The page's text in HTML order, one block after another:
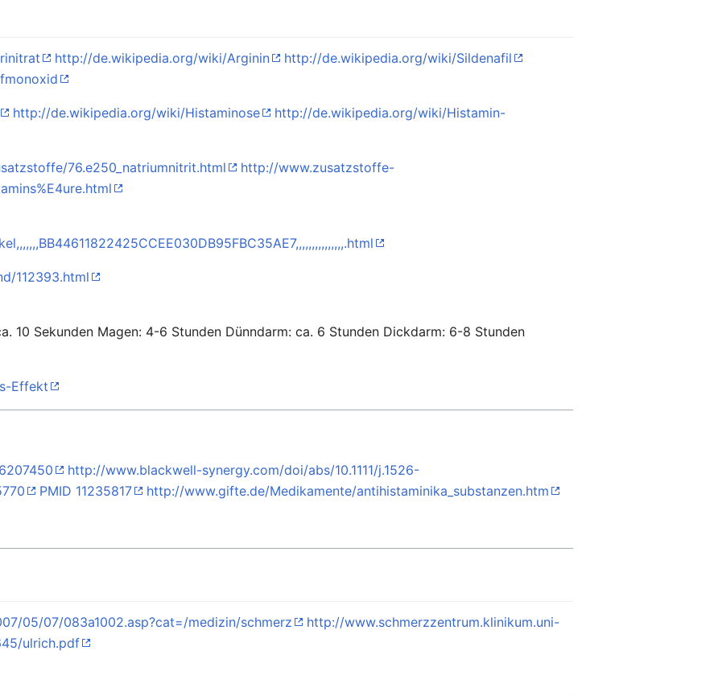
http://de.wikipedia.org/wiki/Arginin
http://de.wikipedia.org/wiki/Sildenafil
http://de.wikipedia.org/wiki/Histaminose
http://de.wikipedia.org/wiki/Histamin-
76.e250_natriumnitrit.html
http://www.zusatzstoffe-
112393.html
10 Sekunden Magen: 4-6 Stunden Dünndarm: ca. 6 Stunden Dickdarm: 6-8 Stunden
Effekt
http://www.blackwell-synergy.com/doi/abs/10.1111/j.1526-
PMID 11235817 http://www.gifte.de/Medikamente/antihistaminika_substanzen.htm
05/07/083a1002.asp?cat=/medizin/schmerz
http://www.schmerzzentrum.klinikum.uni-
ulrich.pdf